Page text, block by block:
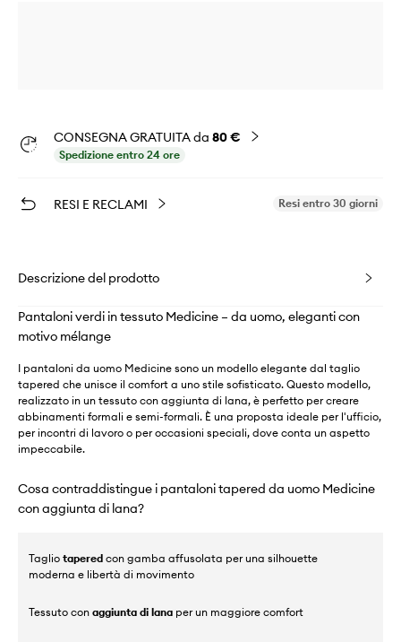
CONSEGNA GRATUITA da 80 €
Spedizione entro 24 ore
RESI E RECLAMI Resi entro 30 giorni
Descrizione del prodotto
Pantaloni verdi in tessuto Medicine – da uomo, eleganti con
motivo mélange
I pantaloni da uomo Medicine sono un modello elegante dal taglio
tapered che unisce il comfort a uno stile sofisticato. Questo modello,
realizzato in un tessuto con aggiunta di lana, è perfetto per creare
abbinamenti formali e semi-formali. È una proposta ideale per l'ufficio,
per incontri di lavoro o per occasioni speciali, dove conta un aspetto
impeccabile.
Cosa contraddistingue i pantaloni tapered da uomo Medicine
con aggiunta di lana?
Taglio tapered con gamba affusolata per una silhouette
moderna e libertà di movimento
Tessuto con aggiunta di lana per un maggiore comfort